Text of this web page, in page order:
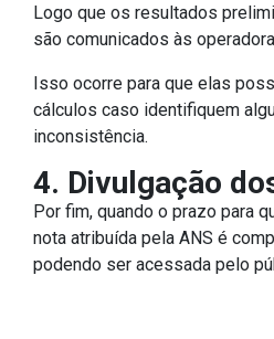
Logo que os resultados
são comunicados às
Isso ocorre para que elas
cálculos caso identifiquem
inconsistência.
4. Divulgação
Por fim, quando o prazo para
nota atribuída pela ANS é
podendo ser acessada pelo